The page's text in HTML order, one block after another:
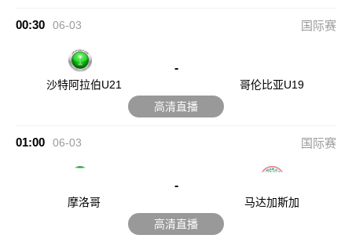
00:30 06-03 国际赛
沙特阿拉伯U21
-
哥伦比亚U19
高清直播
01:00 06-03 国际赛
摩洛哥
-
马达加斯加
高清直播